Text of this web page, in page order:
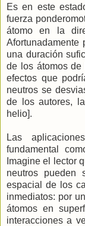
Es en este
fuerza
átomo en la
Afortunadamente
una duración
de los átomos
efectos que
neutros se
de los autores,
helio].
Las
fundamental
Imagine el lector
neutros pueden
espacial de los
inmediatos: por
átomos en
interacciones a